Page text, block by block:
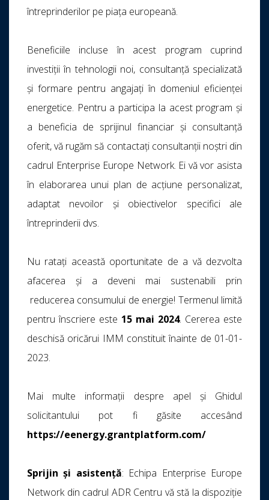
întreprinderilor pe piața europeană.
Beneficiile incluse în acest program cuprind
investiții în tehnologii noi, consultanță specializată
și formare pentru angajați în domeniul eficienței
energetice. Pentru a participa la acest program și
a beneficia de sprijinul financiar și consultanță
oferit, vă rugăm să contactați consultanții noștri din
cadrul Enterprise Europe Network. Ei vă vor asista
în elaborarea unui plan de acțiune personalizat,
adaptat nevoilor și obiectivelor specifici ale
întreprinderii dvs.
Nu ratați această oportunitate de a vă dezvolta
afacerea și a deveni mai sustenabili prin
reducerea consumului de energie! Termenul limită
pentru înscriere este 15 mai 2024. Cererea este
deschisă oricărui IMM constituit înainte de 01-01-
2023.
Mai multe informații despre apel și Ghidul
solicitantului pot fi găsite accesând
https://eenergy.grantplatform.com/
Sprijin și asistență: Echipa Enterprise Europe
Network din cadrul ADR Centru vă stă la dispoziție